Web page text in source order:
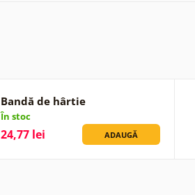
Bandă de hârtie
În stoc
24,77 lei ADAUGĂ